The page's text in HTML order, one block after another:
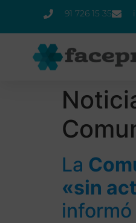
91 726 15 35
La
«sin